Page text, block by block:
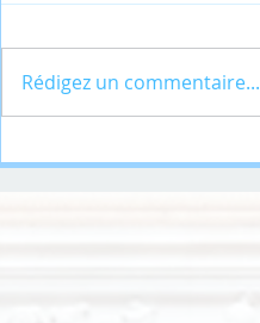
Rédigez un commentaire...